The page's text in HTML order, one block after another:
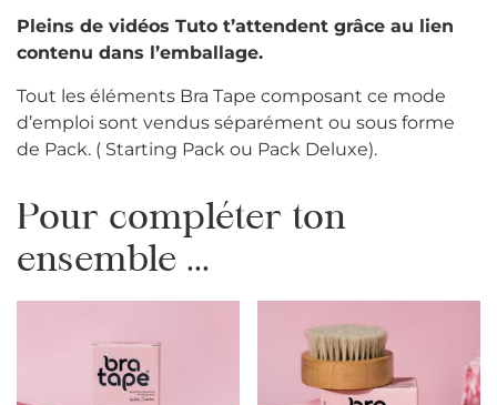
Pleins de vidéos Tuto t’attendent grâce au lien
contenu dans l’emballage.
Tout les éléments Bra Tape composant ce mode
d’emploi sont vendus séparément ou sous forme
de Pack. ( Starting Pack ou Pack Deluxe).
Pour compléter ton
ensemble ...